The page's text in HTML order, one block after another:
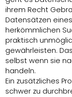
ihrem Recht
Datensätzen
herkömmlichen
praktisch
gewährleisten.
selbst wenn sie
handeln.
Ein zusätzliches
schwer zu